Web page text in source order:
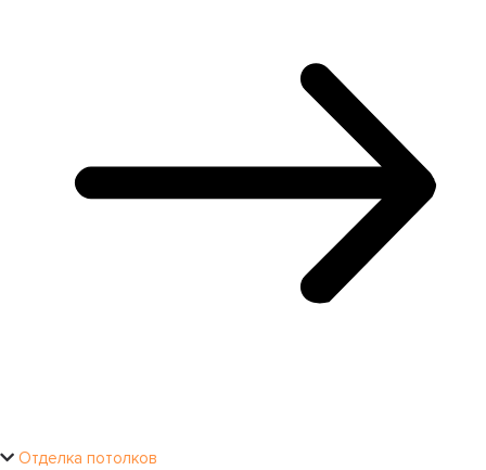
Отделка потолков